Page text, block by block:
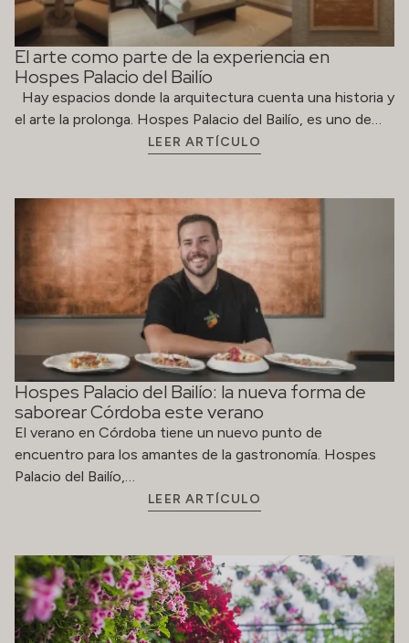
El arte como parte de la experiencia en
Hospes Palacio del Bailío
Hay espacios donde la arquitectura cuenta una historia y
el arte la prolonga. Hospes Palacio del Bailío, es uno de…
LEER ARTÍCULO
Hospes Palacio del Bailío: la nueva forma de
saborear Córdoba este verano
El verano en Córdoba tiene un nuevo punto de
encuentro para los amantes de la gastronomía. Hospes
Palacio del Bailío,…
LEER ARTÍCULO